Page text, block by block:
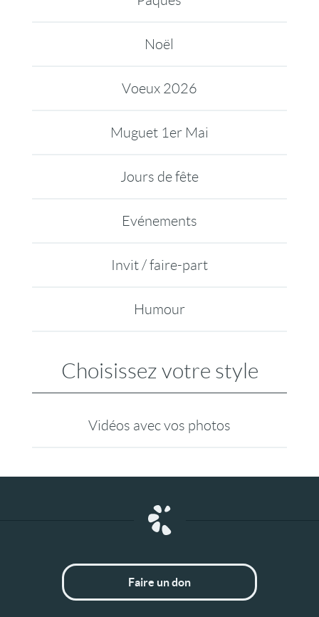
Noël
Voeux 2026
Muguet 1er Mai
Jours de fête
Evénements
Invit / faire-part
Humour
Choisissez votre style
Vidéos avec vos photos
Faire un don